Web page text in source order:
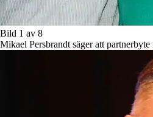
Bild 1 av 8
Mikael Persbrandt säger att